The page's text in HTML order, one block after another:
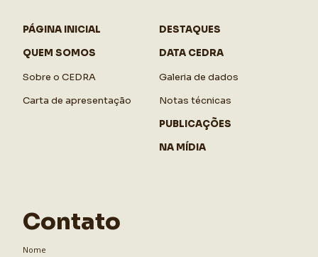
PÁGINA INICIAL
QUEM SOMOS
Sobre o CEDRA
Carta de apresentação
DESTAQUES
DATA CEDRA
Galeria de dados
Notas técnicas
PUBLICAÇÕES
NA MÍDIA
Contato
Nome